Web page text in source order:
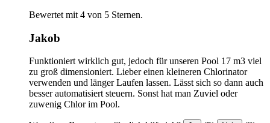
Bewertet mit 4 von 5 Sternen.
Jakob
Funktioniert wirklich gut, jedoch für unseren Pool 17 m3 viel
zu groß dimensioniert. Lieber einen kleineren Chlorinator
verwenden und länger Laufen lassen. Lässt sich so dann auch
besser automatisiert steuern. Sonst hat man Zuviel oder
zuwenig Chlor im Pool.